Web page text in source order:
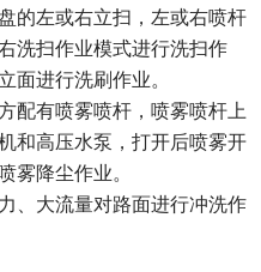
的左或右立扫，左或右喷杆
洗扫作业模式进行洗扫作
面进行洗刷作业。
配有喷雾喷杆，喷雾喷杆上
和高压水泵，打开后喷雾开
雾降尘作业。
、大流量对路面进行冲洗作